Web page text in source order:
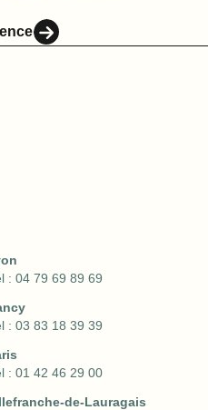
: 04 79 69 89 69
: 03 83 18 39 39
: 01 42 46 29 00
de-Lauragais